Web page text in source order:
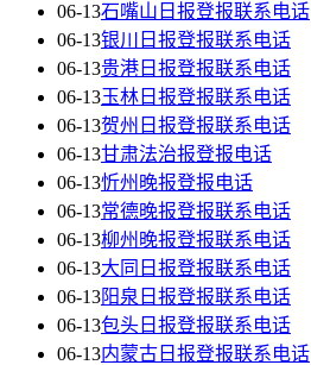
06-13石嘴山日报登报联系电话
06-13银川日报登报联系电话
06-13贵港日报登报联系电话
06-13玉林日报登报联系电话
06-13贺州日报登报联系电话
06-13甘肃法治报登报电话
06-13忻州晚报登报电话
06-13常德晚报登报联系电话
06-13柳州晚报登报联系电话
06-13大同日报登报联系电话
06-13阳泉日报登报联系电话
06-13包头日报登报联系电话
06-13内蒙古日报登报联系电话